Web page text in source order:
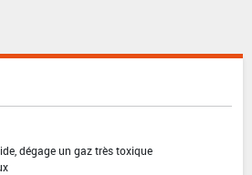
dégage un gaz très toxique